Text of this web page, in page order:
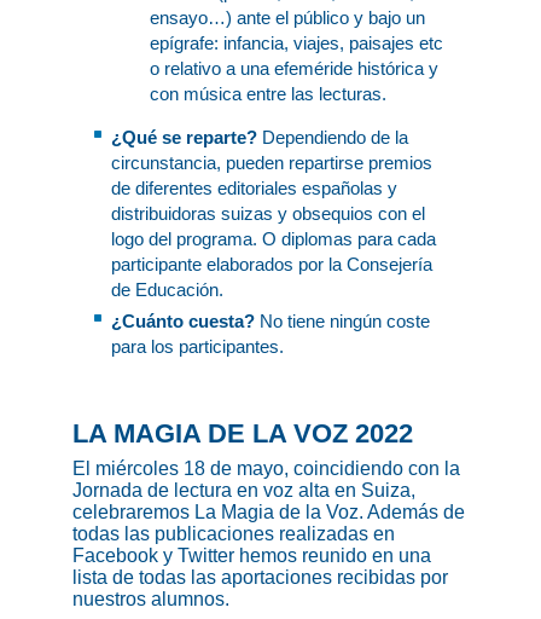
ensayo…) ante el público y bajo un
epígrafe: infancia, viajes, paisajes etc
o relativo a una efeméride histórica y
con música entre las lecturas.
¿Qué se reparte?Dependiendo de la
circunstancia, pueden repartirse premios
de diferentes editoriales españolas y
distribuidoras suizas y obsequios con el
logo del programa. O diplomas para cada
participante elaborados por la Consejería
de Educación.
¿Cuánto cuesta?No tiene ningún coste
para los participantes.
LA MAGIA DE LA VOZ 2022
El miércoles 18 de mayo, coincidiendo con la
Jornada de lectura en voz alta en Suiza,
celebraremos La Magia de la Voz. Además de
todas las publicaciones realizadas en
Facebook y Twitter hemos reunido en una
lista de todas las aportaciones recibidas por
nuestros alumnos.